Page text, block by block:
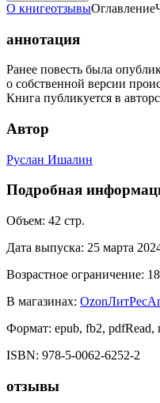
О книгеотзывыОглавление
аннотация
Ранее повесть была
о собственной версии
Книга публикуется в
Автор
Руслан Ишалин
Подробная
Объем: 42 стр.
Дата выпуска: 25 марта
Возрастное ограничение: 18
В магазинах: OzonЛитРес
Формат: epub, fb2, pdfRead,
ISBN: 978-5-0062-6252-2
отзывы